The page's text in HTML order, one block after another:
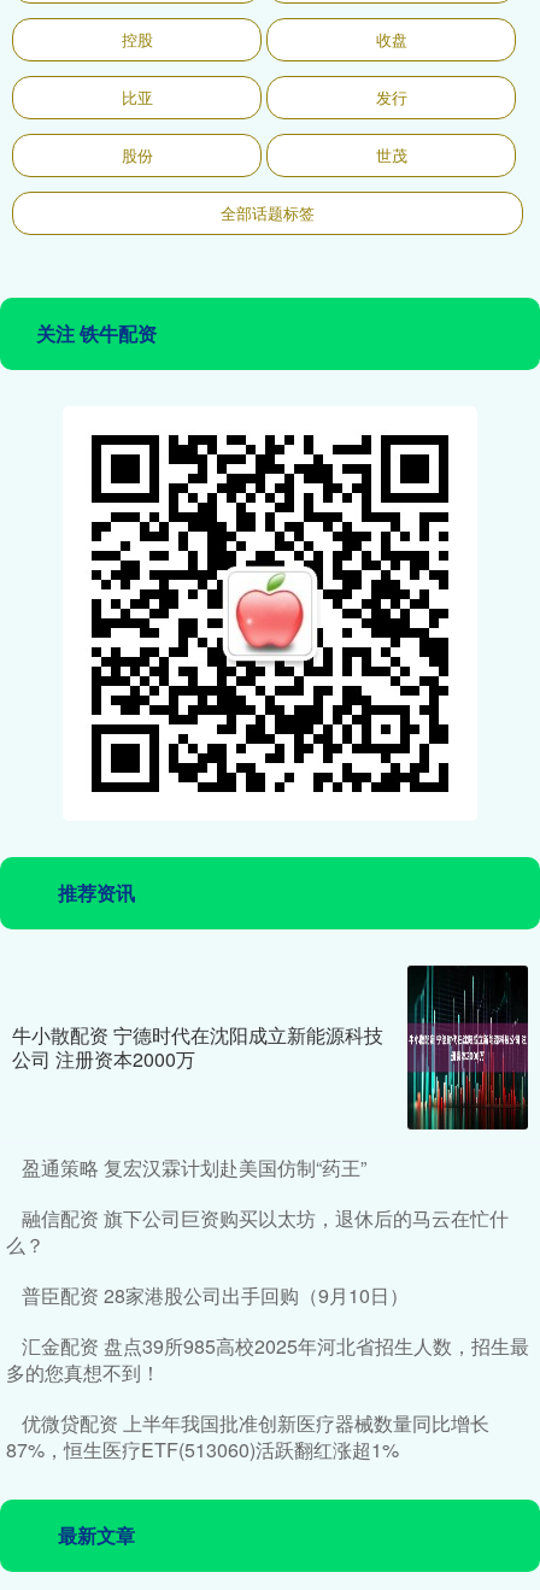
控股 收盘
比亚 发行
股份 世茂
全部话题标签
关注 铁牛配资
推荐资讯
牛小散配资 宁德时代在沈阳成立新能源科技
公司 注册资本2000万
盈通策略 复宏汉霖计划赴美国仿制“药王”
融信配资 旗下公司巨资购买以太坊，退休后的马云在忙什
么？
普臣配资 28家港股公司出手回购（9月10日）
汇金配资 盘点39所985高校2025年河北省招生人数，招生最
多的您真想不到！
优微贷配资 上半年我国批准创新医疗器械数量同比增长
87%，恒生医疗ETF(513060)活跃翻红涨超1%
最新文章